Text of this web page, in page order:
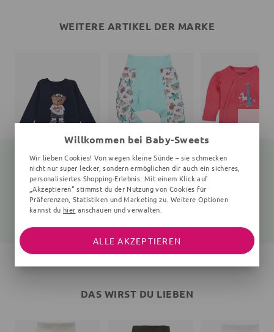
WEITERE ARTIKEL DER MARKE
Langarmshirt Teddybär
navy
25,99 €
Hose
Fische, hellblau
21,99 €
Wickelbody Wald
0-6 Monate, pink
DAS WIRST DU LIEBEN
Willkommen bei Baby-Sweets
Wir lieben Cookies! Von wegen kleine Sünde – sie schmecken
nicht nur super lecker, sondern ermöglichen dir auch ein sicheres,
personalisiertes Shopping-Erlebnis. Mit einem Klick auf
„Akzeptieren“ stimmst du der Nutzung von Cookies für
Präferenzen, Statistiken und Marketing zu. Weitere Optionen
kannst du hier anschauen und verwalten.
ALLE AKZEPTIEREN